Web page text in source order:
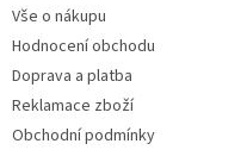
Vše o nákupu
Hodnocení obchodu
Doprava a platba
Reklamace zboží
Obchodní podmínky